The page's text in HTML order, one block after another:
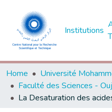
Institutions
Home